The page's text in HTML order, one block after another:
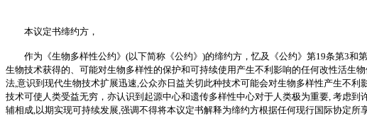
本议定书缔约方，
作为《生物多样性公约》(以下简称《公约》)的缔约方，忆及《公约》第19条第3和
生物技术获得的、可能对生物多样性的保护和可持续使用产生不利影响的任何改性活生
法,意识到现代生物技术扩展迅速,公众亦日益关切此种技术可能会对生物多样性产生不
技术可使人类受益无穷，亦认识到起源中心和遗传多样性中心对于人类极为重要, 考虑
辅相成,以期实现可持续发展,强调不得将本议定书解释为缔约方根据任何现行国际协定